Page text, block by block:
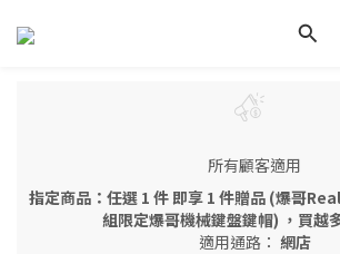
所有顧客適用
指定商品：任選 1 件 即享 1 件贈品 (爆哥
組限定爆哥機械鍵盤鍵帽) ，買越
適用通路： 網店